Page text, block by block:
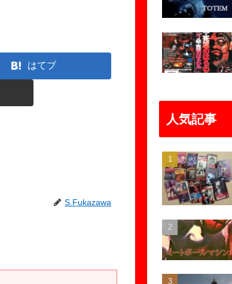
はてブ
S.Fukazawa
人気記事